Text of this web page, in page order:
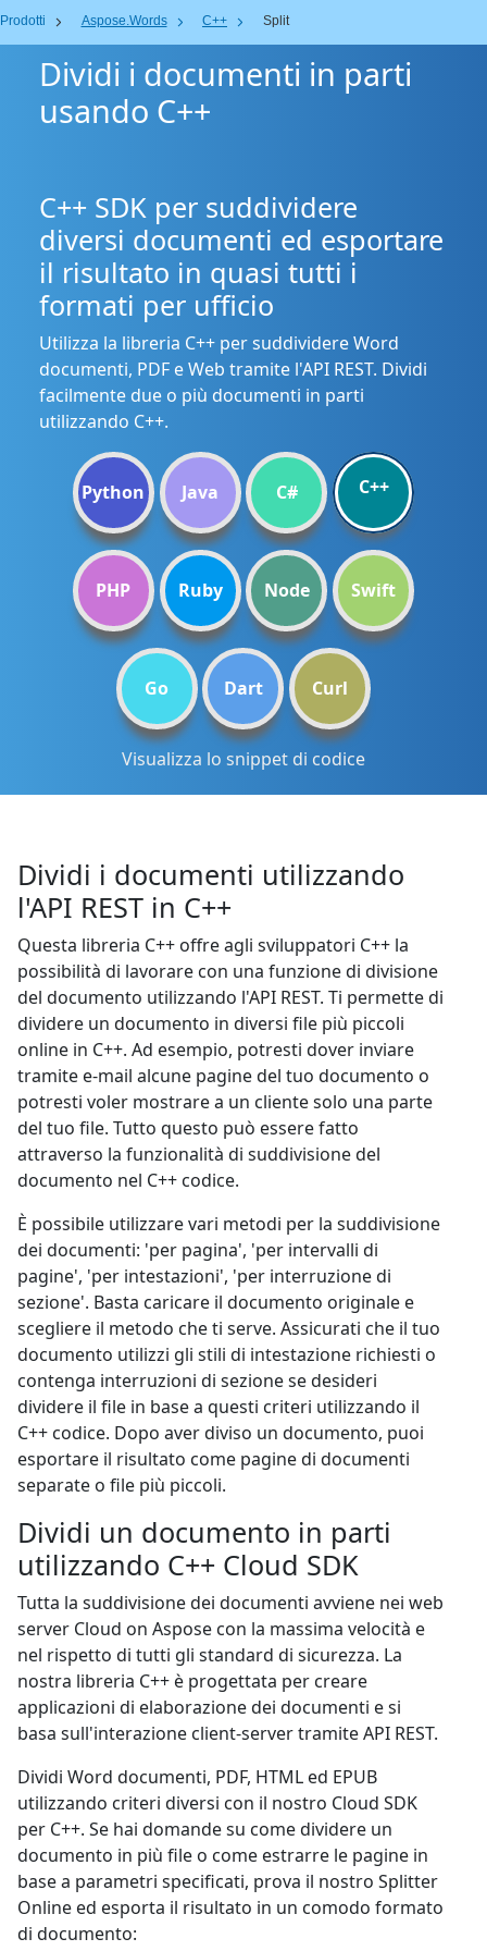
Prodotti Aspose.Words C++ Split
Dividi i documenti in parti
usando C++
C++ SDK per suddividere
diversi documenti ed esportare
il risultato in quasi tutti i
formati per ufficio
Utilizza la libreria C++ per suddividere Word
documenti, PDF e Web tramite l'API REST. Dividi
facilmente due o più documenti in parti
utilizzando C++.
Python Java C# C++
PHP Ruby Node Swift
Go Dart Curl
Visualizza lo snippet di codice
Dividi i documenti utilizzando
l'API REST in C++
Questa libreria C++ offre agli sviluppatori C++ la
possibilità di lavorare con una funzione di divisione
del documento utilizzando l'API REST. Ti permette di
dividere un documento in diversi file più piccoli
online in C++. Ad esempio, potresti dover inviare
tramite e-mail alcune pagine del tuo documento o
potresti voler mostrare a un cliente solo una parte
del tuo file. Tutto questo può essere fatto
attraverso la funzionalità di suddivisione del
documento nel C++ codice.
È possibile utilizzare vari metodi per la suddivisione
dei documenti: 'per pagina', 'per intervalli di
pagine', 'per intestazioni', 'per interruzione di
sezione'. Basta caricare il documento originale e
scegliere il metodo che ti serve. Assicurati che il tuo
documento utilizzi gli stili di intestazione richiesti o
contenga interruzioni di sezione se desideri
dividere il file in base a questi criteri utilizzando il
C++ codice. Dopo aver diviso un documento, puoi
esportare il risultato come pagine di documenti
separate o file più piccoli.
Dividi un documento in parti
utilizzando C++ Cloud SDK
Tutta la suddivisione dei documenti avviene nei web
server Cloud on Aspose con la massima velocità e
nel rispetto di tutti gli standard di sicurezza. La
nostra libreria C++ è progettata per creare
applicazioni di elaborazione dei documenti e si
basa sull'interazione client-server tramite API REST.
Dividi Word documenti, PDF, HTML ed EPUB
utilizzando criteri diversi con il nostro Cloud SDK
per C++. Se hai domande su come dividere un
documento in più file o come estrarre le pagine in
base a parametri specificati, prova il nostro Splitter
Online ed esporta il risultato in un comodo formato
di documento: